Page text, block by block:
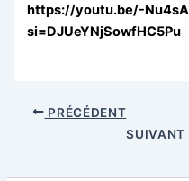
https://youtu.be/-
si=DJUeYNjSowfHC5Pu
PRÉCÉDENT
SUIVANT